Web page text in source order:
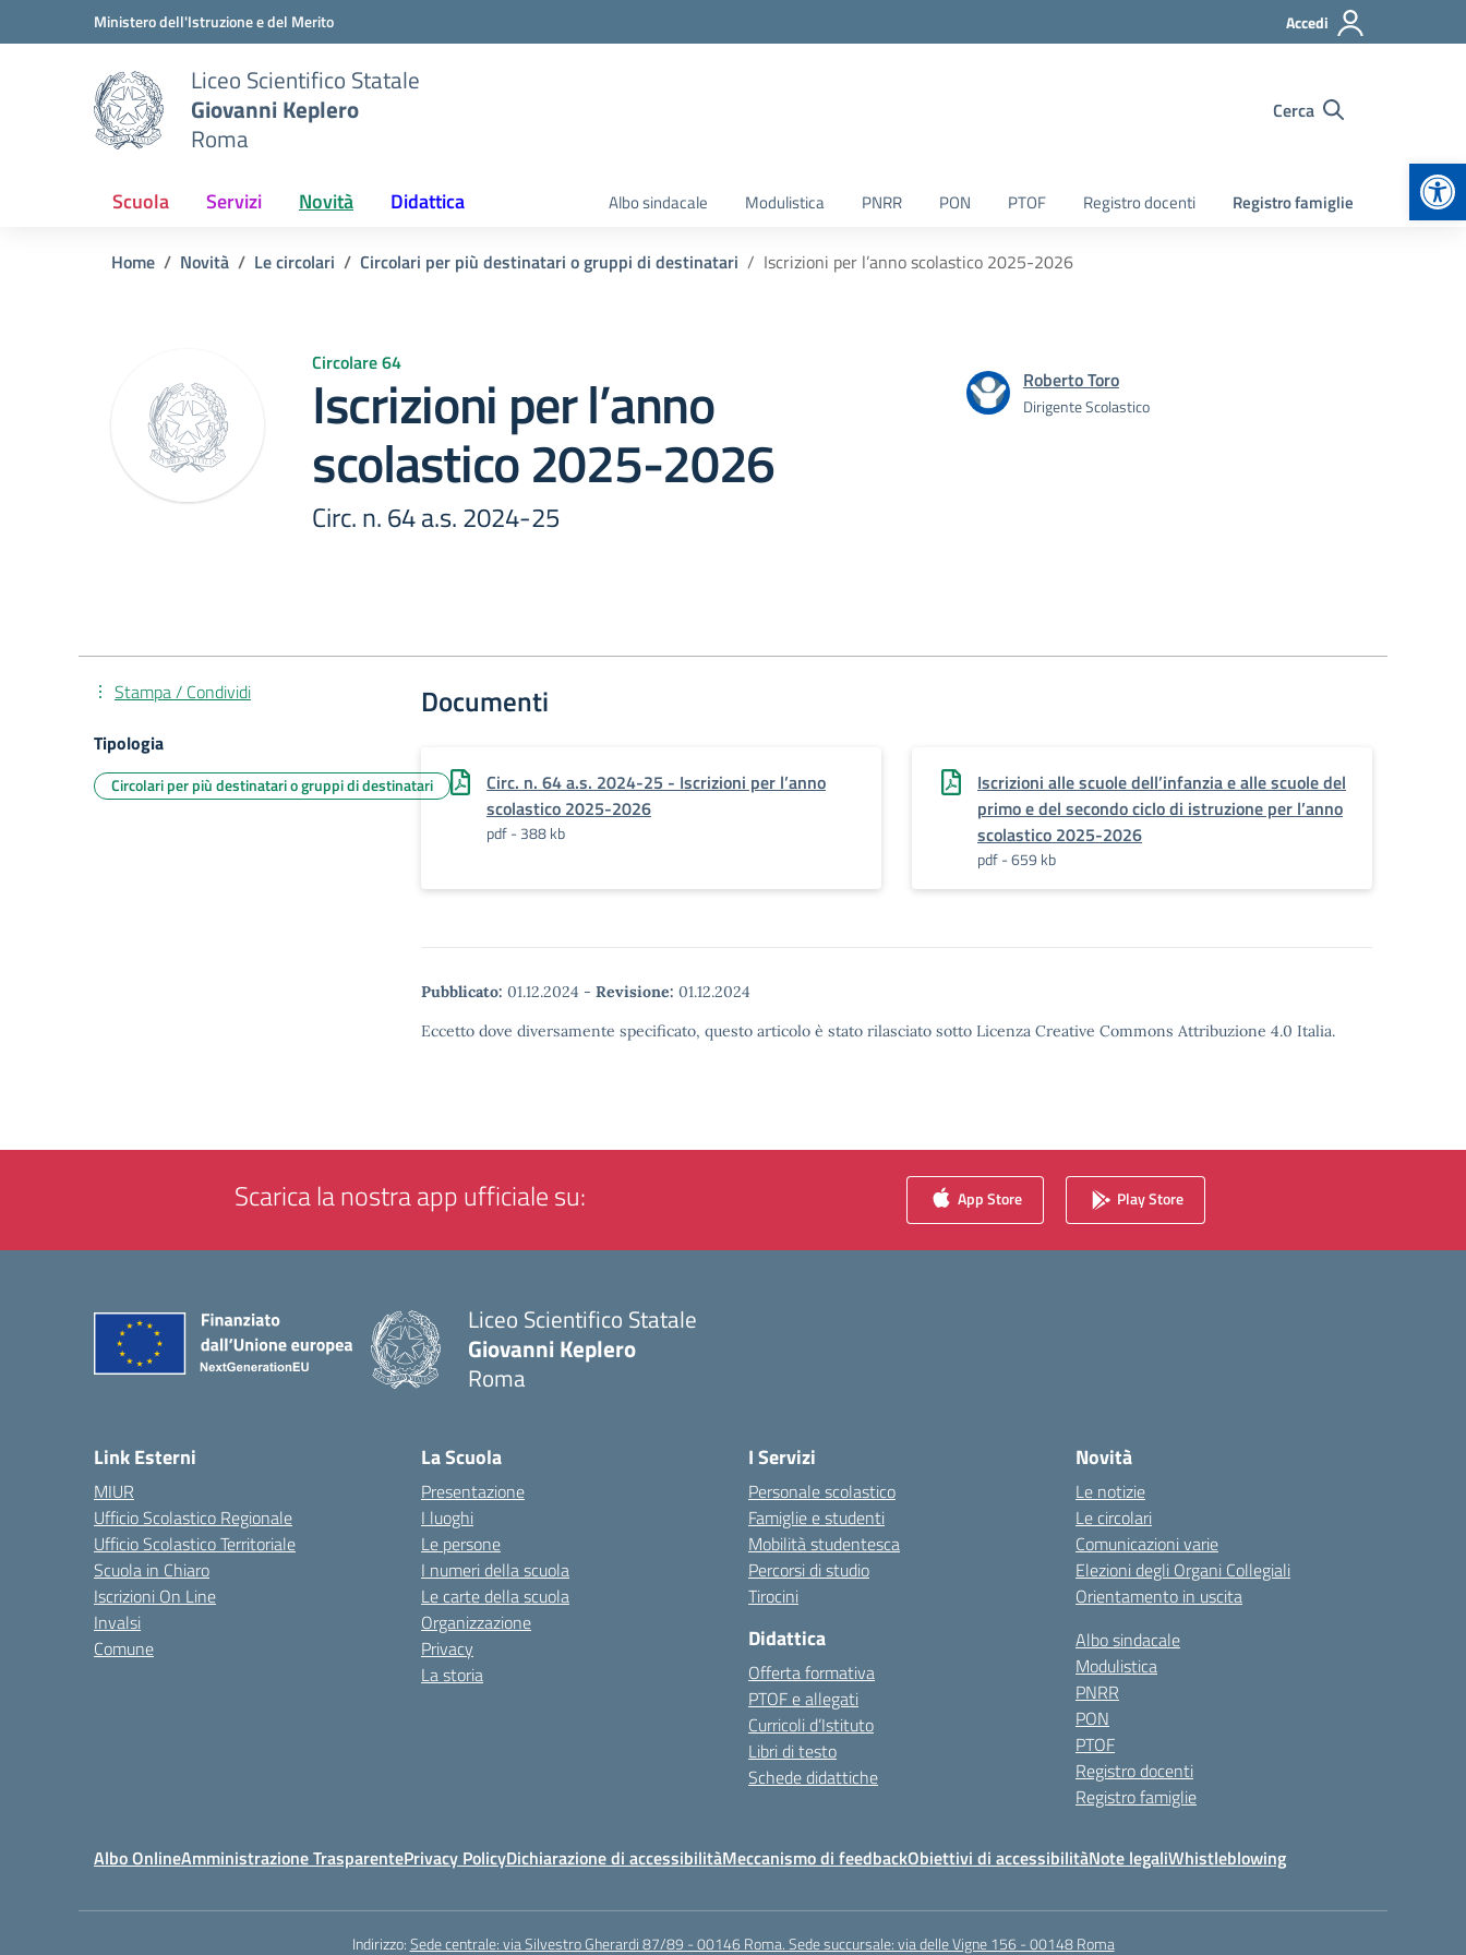
Vai ai contenuti
Vai al menu di navigazioneMinistero dell'Istruzione e del Merito Accedi
Liceo Scientifico Statale
Giovanni Keplero
Roma
Cerca
Scuola Servizi Novità Didattica Albo sindacale Modulistica PNRR PON PTOF Registro docenti Registro famiglie
Home Novità Le circolari Circolari per più destinatari o gruppi di destinatari Iscrizioni per l’anno scolastico 2025-2026
Circolare 64
Iscrizioni per l’anno
scolastico 2025-2026
Circ. n. 64 a.s. 2024-25
Roberto Toro
Dirigente Scolastico
Documenti
Circ. n. 64 a.s. 2024-25 - Iscrizioni per l’anno
scolastico 2025-2026
pdf - 388 kb
Iscrizioni alle scuole dell’infanzia e alle scuole del
primo e del secondo ciclo di istruzione per l’anno
scolastico 2025-2026
pdf - 659 kb
Pubblicato: 01.12.2024 - Revisione: 01.12.2024
Eccetto dove diversamente specificato, questo articolo è stato rilasciato sotto Licenza Creative Commons Attribuzione 4.0 Italia.
Stampa / Condividi
Tipologia
Circolari per più destinatari o gruppi di destinatari
Scarica la nostra app ufficiale su: App Store Play Store
Liceo Scientifico Statale
Giovanni Keplero
Roma
Link Esterni
MIUR
Ufficio Scolastico Regionale
Ufficio Scolastico Territoriale
Scuola in Chiaro
Iscrizioni On Line
Invalsi
Comune
La Scuola
Presentazione
I luoghi
Le persone
I numeri della scuola
Le carte della scuola
Organizzazione
Privacy
La storia
I Servizi
Personale scolastico
Famiglie e studenti
Mobilità studentesca
Percorsi di studio
Tirocini
Didattica
Offerta formativa
PTOF e allegati
Curricoli d’Istituto
Libri di testo
Schede didattiche
Novità
Le notizie
Le circolari
Comunicazioni varie
Elezioni degli Organi Collegiali
Orientamento in uscita
Albo sindacale
Modulistica
PNRR
PON
PTOF
Registro docenti
Registro famiglie
Albo OnlineAmministrazione TrasparentePrivacy PolicyDichiarazione di accessibilitàMeccanismo di feedbackObiettivi di accessibilitàNote legaliWhistleblowing
Indirizzo:Sede centrale: via Silvestro Gherardi 87/89 - 00146 Roma. Sede succursale: via delle Vigne 156 - 00148 Roma